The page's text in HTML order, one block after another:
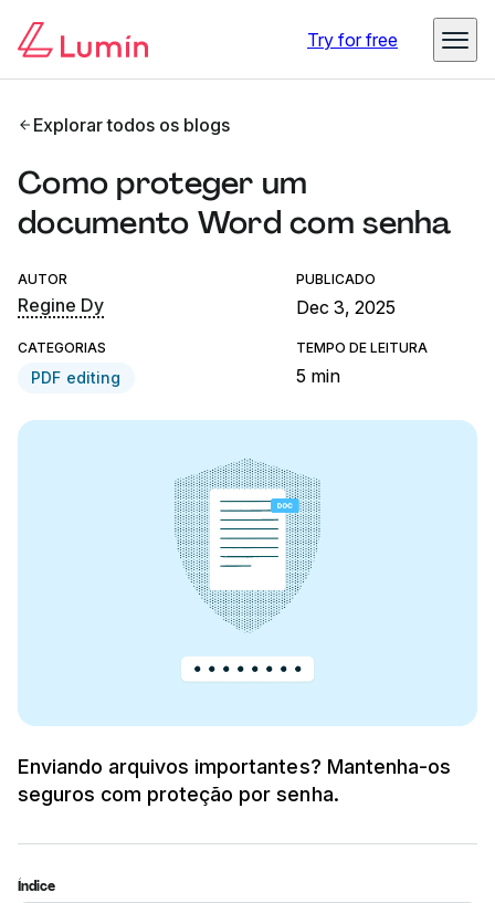
Try for free
Explorar todos os blogs
Como proteger um
documento Word com senha
AUTOR
Regine Dy
PUBLICADO
Dec 3, 2025
CATEGORIAS
PDF editing
TEMPO DE LEITURA
5 min
Enviando arquivos importantes? Mantenha-os
seguros com proteção por senha.
Índice